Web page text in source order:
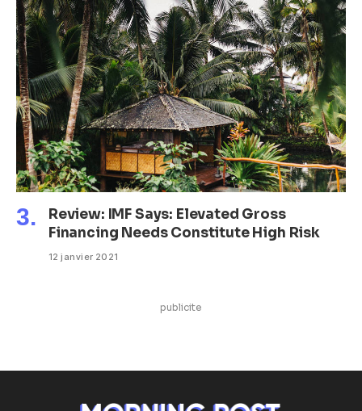
Review: IMF Says: Elevated Gross
Financing Needs Constitute High Risk
12 janvier 2021
publicite